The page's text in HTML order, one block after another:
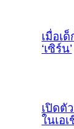
เมื่อเ
‘เซิร์น’
เปิดตั
ในเอเ